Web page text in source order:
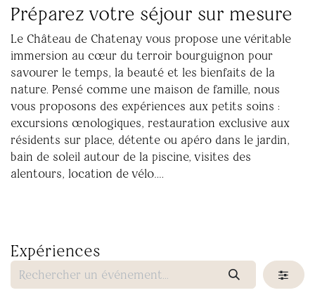
Préparez votre séjour sur mesure
Le Château de Chatenay vous propose une véritable
immersion au cœur du terroir bourguignon pour
savourer le temps, la beauté et les bienfaits de la
nature. Pensé comme une maison de famille, nous
vous proposons des expériences aux petits soins :
excursions œnologiques, restauration exclusive aux
résidents sur place, détente ou apéro dans le jardin,
bain de soleil autour de la piscine, visites des
alentours, location de vélo….
Expériences